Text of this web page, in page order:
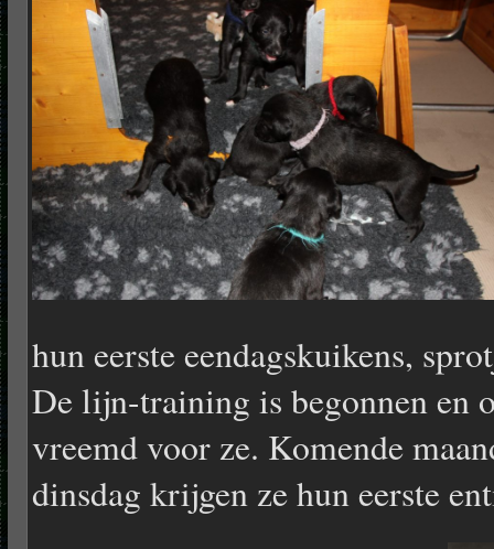
hun eerste eendagskuikens,
De lijn-training is begonnen en
vreemd voor ze. Komende
dinsdag krijgen ze hun eerste